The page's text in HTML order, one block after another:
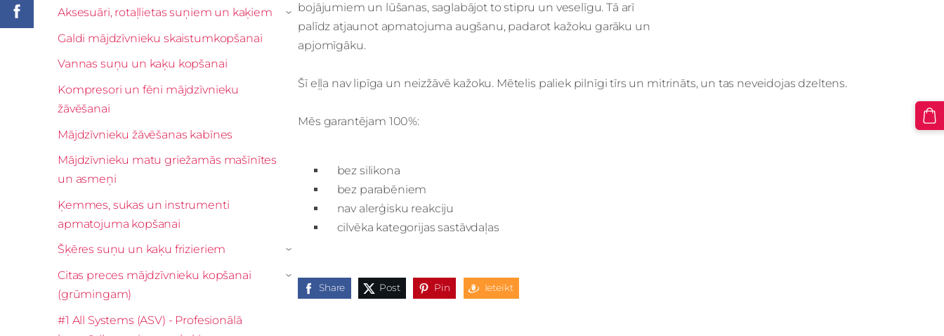
Aksesuāri, rotaļlietas suņiem un kaķiem ›
Galdi mājdzīvnieku skaistumkopšanai
Vannas suņu un kaķu kopšanai
Kompresori un fēni mājdzīvnieku
žāvēšanai
Mājdzīvnieku žāvēšanas kabīnes
Mājdzīvnieku matu griežamās mašīnītes
un asmeņi
Ķemmes, sukas un instrumenti
apmatojuma kopšanai
Šķēres suņu un kaķu frizieriem
›
Citas preces mājdzīvnieku kopšanai
(grūmingam)
›
#1 All Systems (ASV) - Profesionālā
bojājumiem un lūšanas, saglabājot to stipru un veselīgu. Tā arī
palīdz atjaunot apmatojuma augšanu, padarot kažoku garāku un
apjomīgāku.
Šī eļļa nav lipīga un neizžāvē kažoku. Mētelis paliek pilnīgi tīrs un mitrināts, un tas neveidojas dzeltens.
Mēs garantējam 100%:
bez silikona
bez parabēniem
nav alerģisku reakciju
cilvēka kategorijas sastāvdaļas
Share Post Pin Ieteikt